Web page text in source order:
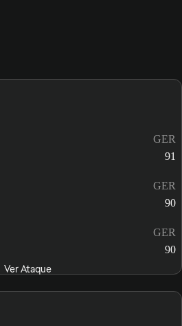
GER
91
GER
90
GER
90
Ver Ataque